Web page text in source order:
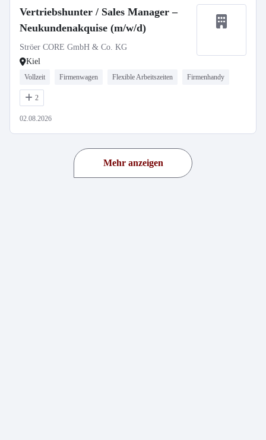
Vertriebshunter / Sales Manager –
Neukundenakquise (m/w/d)
Ströer CORE GmbH & Co. KG
Kiel
Vollzeit Firmenwagen Flexible Arbeitszeiten Firmenhandy
2
02.08.2026
Mehr anzeigen